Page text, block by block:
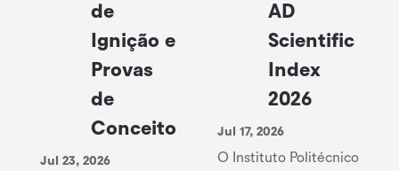
de
Ignição e
Provas
de
Conceito
Jul 23, 2026
AD
Scientific
Index
2026
Jul 17, 2026
O Instituto Politécnico